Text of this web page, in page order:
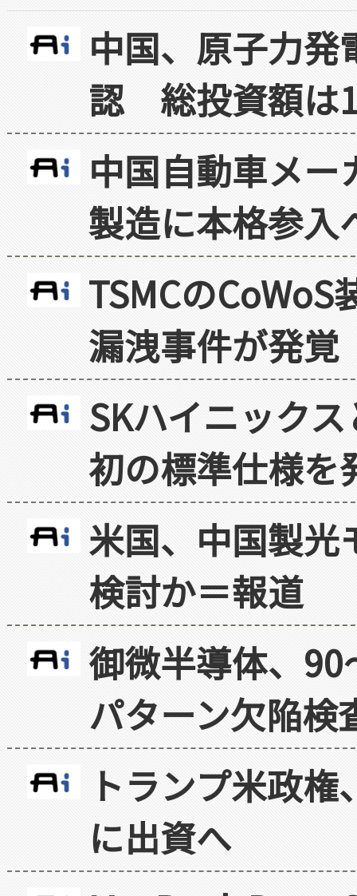
中国、原子力
認 総投資額は
中国自動車メ
製造に本格参入
TSMCの
漏洩事件が発覚
SKハイニック
初の標準仕様を
米国、中国製光
検討か＝報道
御微半導体、
パターン欠陥検
トランプ米政
に出資へ